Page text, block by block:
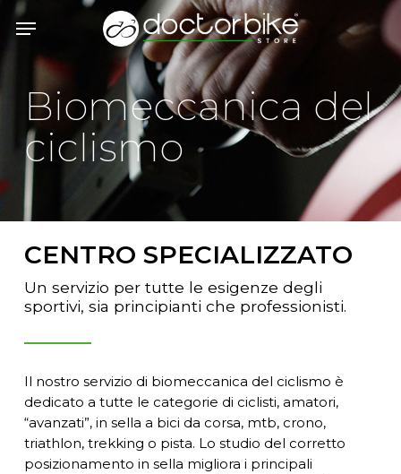
Skip
content
Menu
Biomeccanica del
ciclismo
CENTRO SPECIALIZZATO
Un servizio per tutte le esigenze degli
sportivi, sia principianti che professionisti.
Il nostro servizio di biomeccanica del ciclismo è
dedicato a tutte le categorie di ciclisti, amatori,
“avanzati”, in sella a bici da corsa, mtb, crono,
triathlon, trekking o pista. Lo studio del corretto
posizionamento in sella migliora i principali